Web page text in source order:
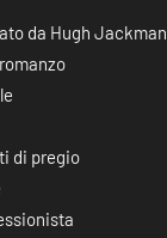
da Hugh Jackman
di pregio